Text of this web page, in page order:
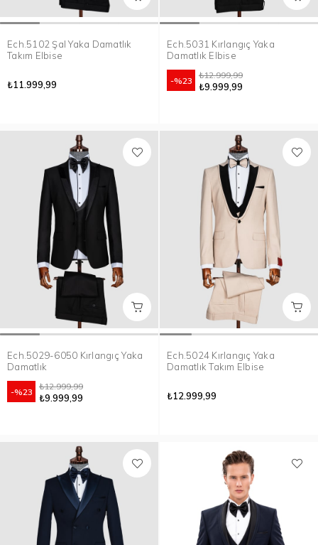
Ech.5102 Şal Yaka Damatlık
Takım Elbise
₺11.999,99
Ech.5031 Kırlangıç Yaka
Damatlık Elbise
%23
₺9.999,99
₺12.999,99
Ech.5029-6050 Kırlangıç Yaka
Damatlık
%23
₺9.999,99
₺12.999,99
Ech.5024 Kırlangıç Yaka
Damatlık Takım Elbise
₺12.999,99